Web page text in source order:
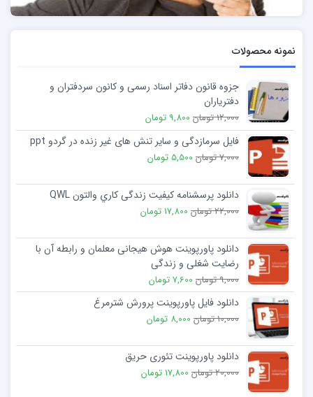
نمونه محصولات
جزوه قانون دفاتر اسناد رسمی و کانون سردفتران و
دفتریاران
12,000 تومان 9,800 تومان
فایل سرمازدگی و سایر تنش های غیر زنده در گردو ppt
7,000 تومان 5,500 تومان
دانلود پرسشنامه کیفیت زندگی کاري والتون QWL
22,000 تومان 17,800 تومان
دانلود پاورپوینت هوش هیجانی معلمان و رابطه آن با
رضایت شغلی و زندگی
9,000 تومان 7,600 تومان
دانلود فایل پاورپوینت پرورش شترمرغ
10,000 تومان 8,000 تومان
دانلود پاورپوینت تئوری حریق
20,000 تومان 17,800 تومان